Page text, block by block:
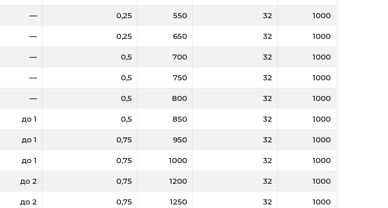
— 0,25 550 32 1000
— 0,25 650 32 1000
— 0,5 700 32 1000
— 0,5 750 32 1000
— 0,5 800 32 1000
до 1 0,5 850 32 1000
до 1 0,75 950 32 1000
до 1 0,75 1000 32 1000
до 2 0,75 1200 32 1000
до 2 0,75 1250 32 1000